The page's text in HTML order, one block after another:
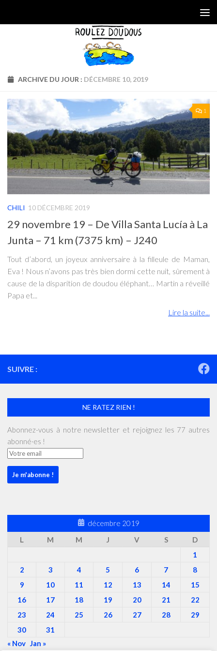
ARCHIVE DU JOUR : DÉCEMBRE 10, 2019
1
CHILI 10 DÉCEMBRE 2019
29 novembre 19 – De Villa Santa Lucía à La
Junta – 71 km (7375 km) – J240
Tout d’abord, un joyeux anniversaire à la filleule de Maman,
Eva ! Nous n’avons pas très bien dormi cette nuit, sûrement à
cause de la disparition de doudou éléphant… Martin a réveillé
Papa et...
Lire la suite...
SUIVRE :
NE RATEZ RIEN !
Abonnez-vous à notre newsletter et rejoignez les 77 autres
abonné·es !
décembre 2019
L
M M J V S
D
1
2
3 4 5 6 7
8
9
10 11 12 13 14
15
16
17 18 19 20 21
22
23
24 25 26 27 28
29
30
31
« Nov
Jan »